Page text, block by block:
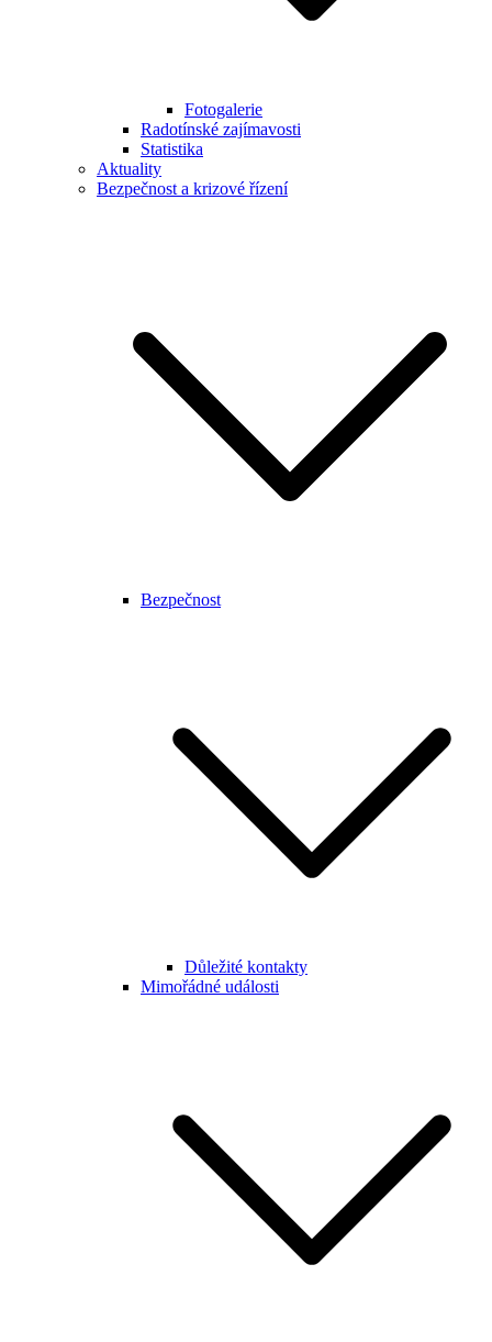
Fotogalerie
Radotínské zajímavosti
Statistika
Aktuality
Bezpečnost a krizové řízení
Bezpečnost
Důležité kontakty
Mimořádné události